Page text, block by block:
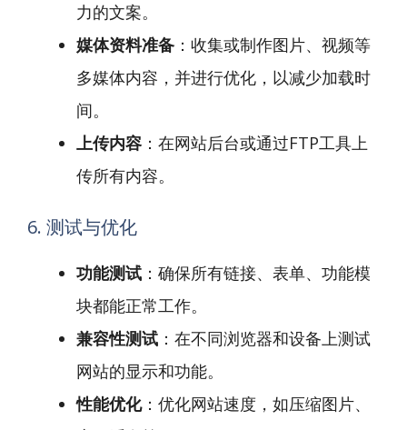
力的文案。
媒体资料准备 ：收集或制作图片、视频等
多媒体内容，并进行优化，以减少加载时
间。
上传内容 ：在网站后台或通过FTP工具上
传所有内容。
6. 测试与优化
功能测试 ：确保所有链接、表单、功能模
块都能正常工作。
兼容性测试 ：在不同浏览器和设备上测试
网站的显示和功能。
性能优化：优化网站速度，如压缩图片、